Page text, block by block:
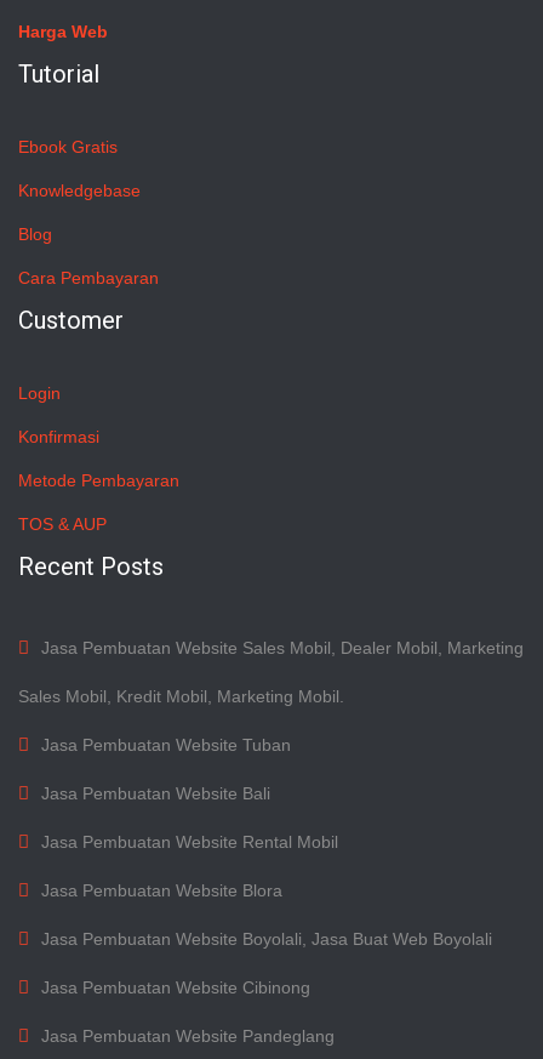
Harga Web
Tutorial
Ebook Gratis
Knowledgebase
Blog
Cara Pembayaran
Customer
Login
Konfirmasi
Metode Pembayaran
TOS & AUP
Recent Posts
Jasa Pembuatan Website Sales Mobil, Dealer Mobil, Marketing
Sales Mobil, Kredit Mobil, Marketing Mobil.
Jasa Pembuatan Website Tuban
Jasa Pembuatan Website Bali
Jasa Pembuatan Website Rental Mobil
Jasa Pembuatan Website Blora
Jasa Pembuatan Website Boyolali, Jasa Buat Web Boyolali
Jasa Pembuatan Website Cibinong
Jasa Pembuatan Website Pandeglang